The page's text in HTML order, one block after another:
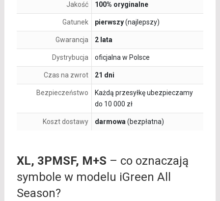
Jakość 100% oryginalne
Gatunek pierwszy(najlepszy)
Gwarancja 2 lata
Dystrybucja oficjalna w Polsce
Czas na zwrot 21 dni
Bezpieczeństwo
Każdą przesyłkę ubezpieczamy
do 10 000 zł
Koszt dostawy darmowa (bezpłatna)
XL, 3PMSF, M+S – co oznaczają
symbole w modelu iGreen All
Season?